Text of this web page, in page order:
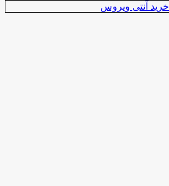
خرید آنتی ویروس